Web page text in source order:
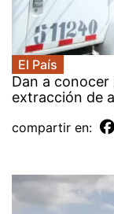
El País
Dan a
extracción de
compartir en: